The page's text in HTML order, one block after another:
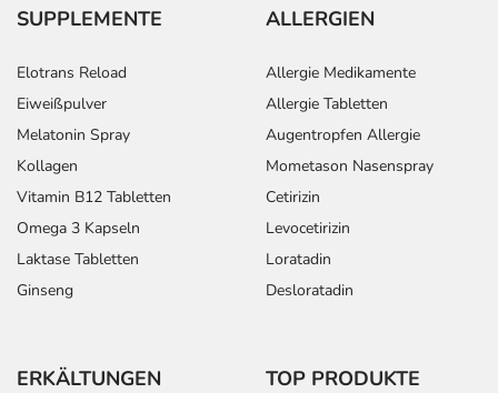
SUPPLEMENTE
Elotrans Reload
Eiweißpulver
Melatonin Spray
Kollagen
Vitamin B12 Tabletten
Omega 3 Kapseln
Laktase Tabletten
Ginseng
ALLERGIEN
Allergie Medikamente
Allergie Tabletten
Augentropfen Allergie
Mometason Nasenspray
Cetirizin
Levocetirizin
Loratadin
Desloratadin
ERKÄLTUNGEN TOP PRODUKTE